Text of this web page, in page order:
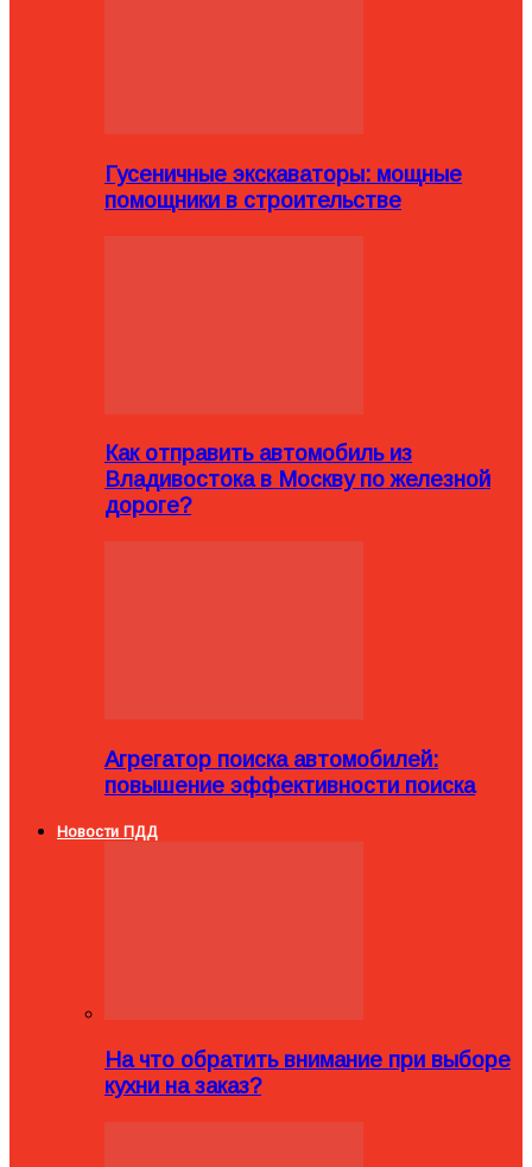
Гусеничные экскаваторы: мощные
помощники в строительстве
Как отправить автомобиль из
Владивостока в Москву по железной
дороге?
Агрегатор поиска автомобилей:
повышение эффективности поиска
Новости ПДД
На что обратить внимание при выборе
кухни на заказ?